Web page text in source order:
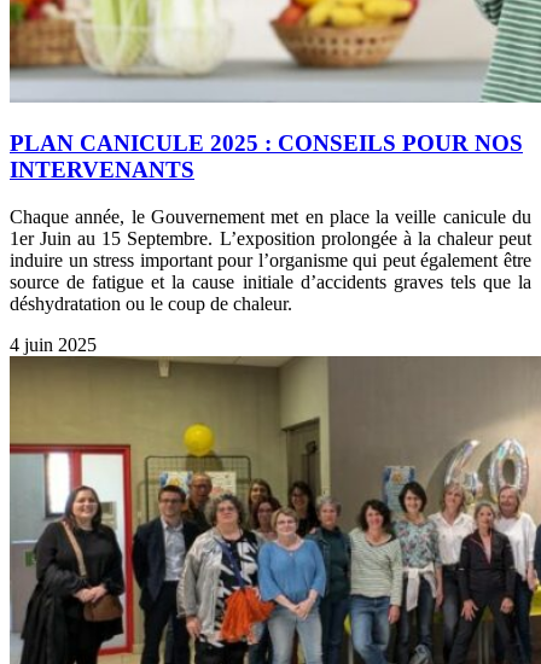
PLAN CANICULE 2025 : CONSEILS POUR NOS
INTERVENANTS
Chaque année, le Gouvernement met en place la veille canicule du
1er Juin au 15 Septembre. L’exposition prolongée à la chaleur peut
induire un stress important pour l’organisme qui peut également être
source de fatigue et la cause initiale d’accidents graves tels que la
déshydratation ou le coup de chaleur.
4 juin 2025